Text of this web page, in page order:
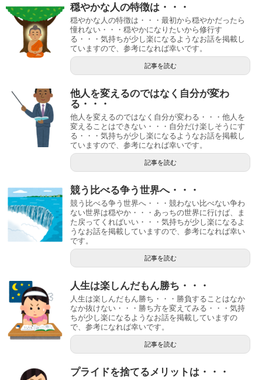
穏やかな人の特徴は・・・
穏やかな人の特徴は・・・最初から穏やかだったら
憧れない・・・穏やかになりたいから修行す
る・・・気持ちが少し楽になるようなお話を掲載し
ていますので、参考になれば幸いです。
記事を読む
他人を変えるのではなく自分が変わ
る・・・
他人を変えるのではなく自分が変わる・・・他人を
変えることはできない・・・自分だけ楽しそうにす
る・・・気持ちが少し楽になるようなお話を掲載し
ていますので、参考になれば幸いです。
記事を読む
競う比べる争う世界へ・・・
競う比べる争う世界へ・・・競わない比べない争わ
ない世界は穏やか・・・あっちの世界に行けば、ま
た戻ってくればいい・・・気持ちが少し楽になるよ
うなお話を掲載していますので、参考になれば幸い
です。
記事を読む
人生は楽しんだもん勝ち・・・
人生は楽しんだもん勝ち・・・勝負することはなか
なか抜けない・・・勝ち方を変えてみる・・・気持
ちが少し楽になるようなお話を掲載していますの
で、参考になれば幸いです。
記事を読む
プライドを捨てるメリットは・・・